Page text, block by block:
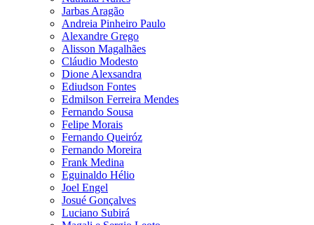
Jarbas Aragão
Andreia Pinheiro Paulo
Alexandre Grego
Alisson Magalhães
Cláudio Modesto
Dione Alexsandra
Ediudson Fontes
Edmilson Ferreira Mendes
Fernando Sousa
Felipe Morais
Fernando Queiróz
Fernando Moreira
Frank Medina
Eguinaldo Hélio
Joel Engel
Josué Gonçalves
Luciano Subirá